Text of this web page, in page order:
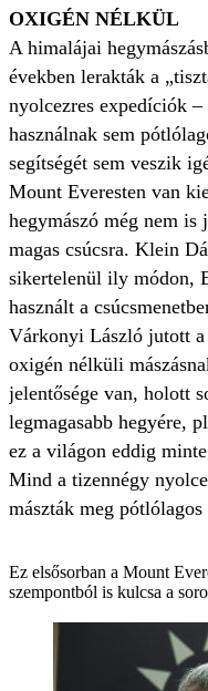
OXIGÉN NÉLKÜL
A himalájai
években lerakták a
nyolcezres expedíciók
használnak sem
segítségét sem veszik
Mount Everesten van
hegymászó még nem
magas csúcsra. Klein
sikertelenül ily módon,
használt a
Várkonyi László jutott a
oxigén nélküli
jelentősége van, holott
legmagasabb hegyére,
ez a világon eddig
Mind a tizennégy
mászták meg
Ez elsősorban a Mount
szempontból is kulcsa a